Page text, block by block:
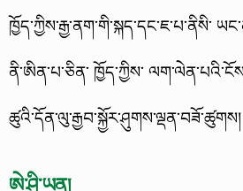
ཁྱོད་ཀྱིས་རྒྱ་ནག་གི་སྐད་དང་ཇ་པ་ནིསི་
ནི་ཨིན་པ་ཅིན་ ཁྱོད་ཀྱིས་
ཚུའི་དོན་ལུ་རྒྱབ་སྐྱོར་ཤུགས་ལྡན་བཟོ་ཚུགས།
ཨེ་ཤི་ཡན།